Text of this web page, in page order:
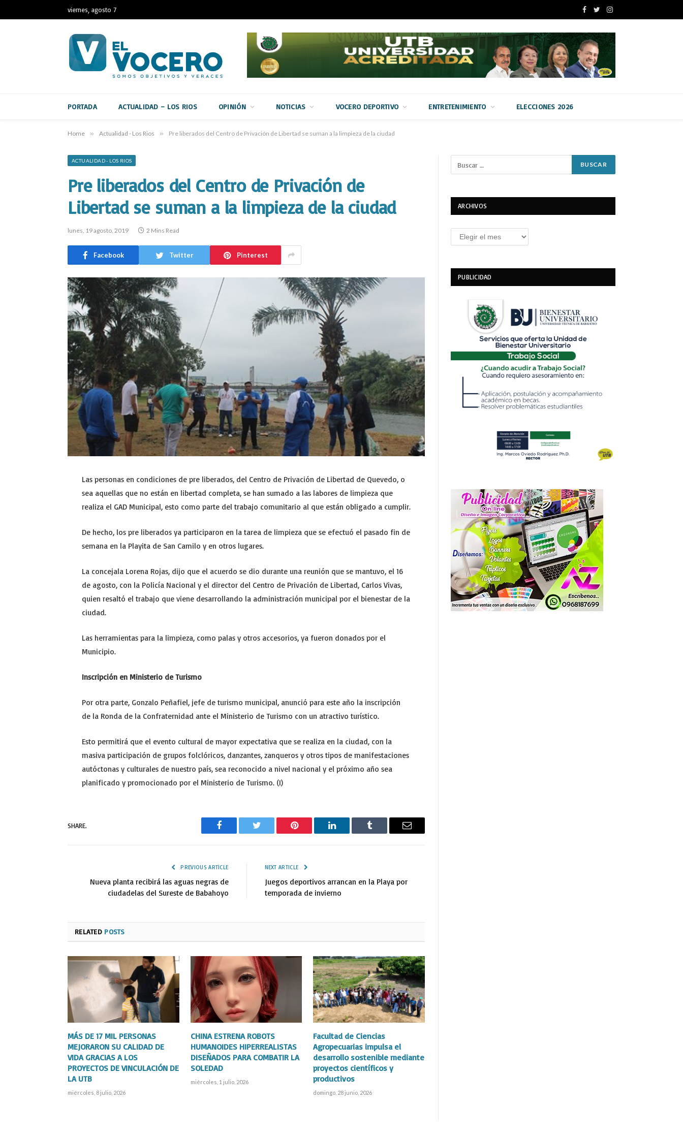
viernes, agosto 7
Facebook
TwitterInstagram
PORTADA ACTUALIDAD – LOS RIOS OPINIÓN NOTICIAS VOCERO DEPORTIVO ENTRETENIMIENTO ELECCIONES 2026
Home » Actualidad - Los Rios » Pre liberados del Centro de Privación de Libertad se suman a la limpieza de la ciudad
ACTUALIDAD - LOS RIOS
Pre liberados del Centro de Privación de
Libertad se suman a la limpieza de la ciudad
lunes, 19 agosto, 2019 2 Mins Read
Facebook Twitter Pinterest
Las personas en condiciones de pre liberados, del Centro de Privación de Libertad de Quevedo, o
sea aquellas que no están en libertad completa, se han sumado a las labores de limpieza que
realiza el GAD Municipal, esto como parte del trabajo comunitario al que están obligado a cumplir.
De hecho, los pre liberados ya participaron en la tarea de limpieza que se efectuó el pasado fin de
semana en la Playita de San Camilo y en otros lugares.
La concejala Lorena Rojas, dijo que el acuerdo se dio durante una reunión que se mantuvo, el 16
de agosto, con la Policía Nacional y el director del Centro de Privación de Libertad, Carlos Vivas,
quien resaltó el trabajo que viene desarrollando la administración municipal por el bienestar de la
ciudad.
Las herramientas para la limpieza, como palas y otros accesorios, ya fueron donados por el
Municipio.
Inscripción en Ministerio de Turismo
Por otra parte, Gonzalo Peñafiel, jefe de turismo municipal, anunció para este año la inscripción
de la Ronda de la Confraternidad ante el Ministerio de Turismo con un atractivo turístico.
Esto permitirá que el evento cultural de mayor expectativa que se realiza en la ciudad, con la
masiva participación de grupos folclóricos, danzantes, zanqueros y otros tipos de manifestaciones
autóctonas y culturales de nuestro país, sea reconocido a nivel nacional y el próximo año sea
planificado y promocionado por el Ministerio de Turismo. (I)
SHARE.
Facebook Twitter Pinterest LinkedIn Tumblr Email
PREVIOUS ARTICLE
Nueva planta recibirá las aguas negras de
ciudadelas del Sureste de Babahoyo
NEXT ARTICLE
Juegos deportivos arrancan en la Playa por
temporada de invierno
RELATED POSTS
MÁS DE 17 MIL PERSONAS
MEJORARON SU CALIDAD DE
VIDA GRACIAS A LOS
PROYECTOS DE VINCULACIÓN DE
LA UTB
miércoles, 8 julio, 2026
CHINA ESTRENA ROBOTS
HUMANOIDES HIPERREALISTAS
DISEÑADOS PARA COMBATIR LA
SOLEDAD
miércoles, 1 julio, 2026
Facultad de Ciencias
Agropecuarias impulsa el
desarrollo sostenible mediante
proyectos científicos y
productivos
domingo, 28 junio, 2026
ARCHIVOS
Archivos
PUBLICIDAD